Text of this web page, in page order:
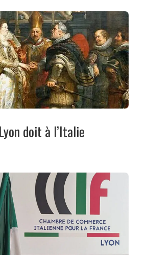
doit à l’Italie